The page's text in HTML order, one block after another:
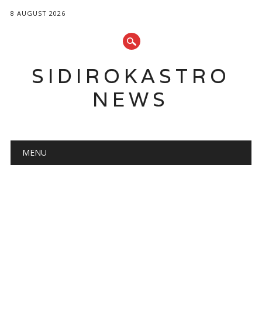
8 AUGUST 2026
SIDIROKASTRO
NEWS
Main menu
MENU